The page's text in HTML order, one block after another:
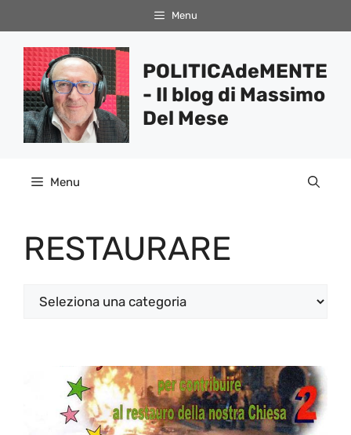
al
contenuto
Menu
POLITICAdeMENTE
- Il blog di Massimo
Del Mese
Menu
RESTAURARE
Categorie